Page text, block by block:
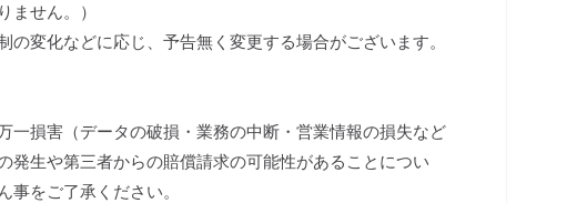
ません。）
変化などに応じ、予告無く変更する場合がございます。
損害（データの破損・業務の中断・営業情報の損失など
生や第三者からの賠償請求の可能性があることについ
をご了承ください。